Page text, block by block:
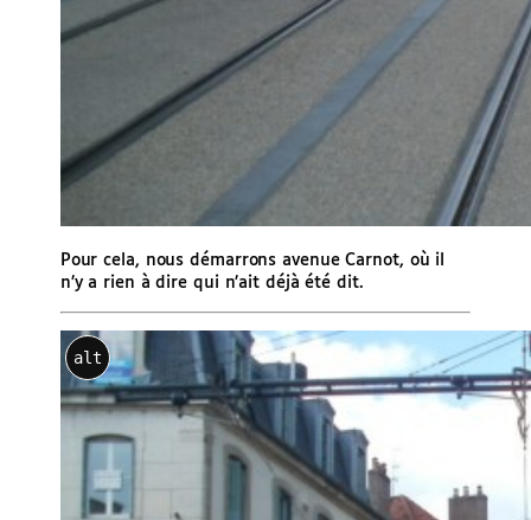
Pour cela, nous démarrons avenue Carnot, où il
n’y a rien à dire qui n’ait déjà été dit.
alt